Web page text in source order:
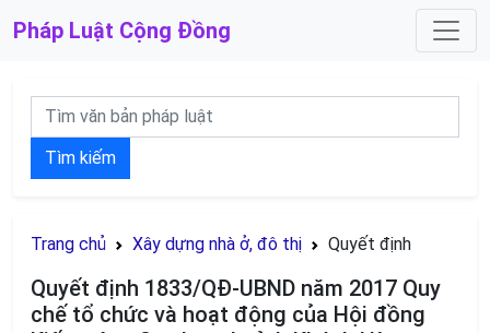
Pháp Luật Cộng Đồng
Tìm kiếm
Trang chủ Xây dựng nhà ở, đô thị Quyết định
Quyết định 1833/QĐ-UBND năm 2017 Quy
chế tổ chức và hoạt động của Hội đồng